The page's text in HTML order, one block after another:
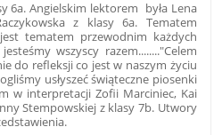
6a. Angielskim lektorem była Lena
z klasy 6a. Tematem
tematem przewodnim każdych
wszyscy razem........"Celem
do refleksji co jest w naszym życiu
usłyszeć świąteczne piosenki
w interpretacji Zofii Marciniec, Kai
Stempowskiej z klasy 7b. Utwory